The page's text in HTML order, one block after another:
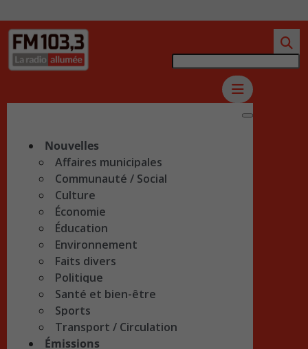
Nouvelles
Affaires municipales
Communauté / Social
Culture
Économie
Éducation
Environnement
Faits divers
Politique
Santé et bien-être
Sports
Transport / Circulation
Émissions